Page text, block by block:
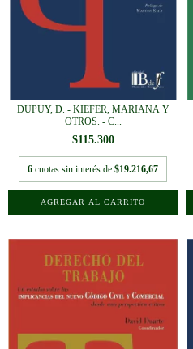
DUPUY, D. - KIEFER, MARIANA Y
OTROS. - C...
$115.300
6 cuotas sin interés de $19.216,67